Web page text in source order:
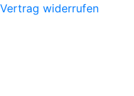
Vertrag widerrufen